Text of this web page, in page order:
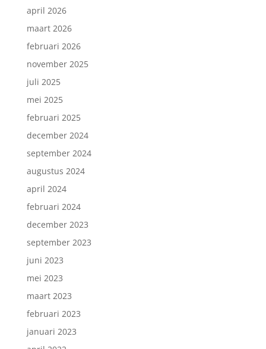
april 2026
maart 2026
februari 2026
november 2025
juli 2025
mei 2025
februari 2025
december 2024
september 2024
augustus 2024
april 2024
februari 2024
december 2023
september 2023
juni 2023
mei 2023
maart 2023
februari 2023
januari 2023